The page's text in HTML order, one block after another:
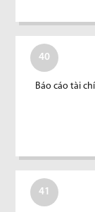
40
Báo cáo tài
41